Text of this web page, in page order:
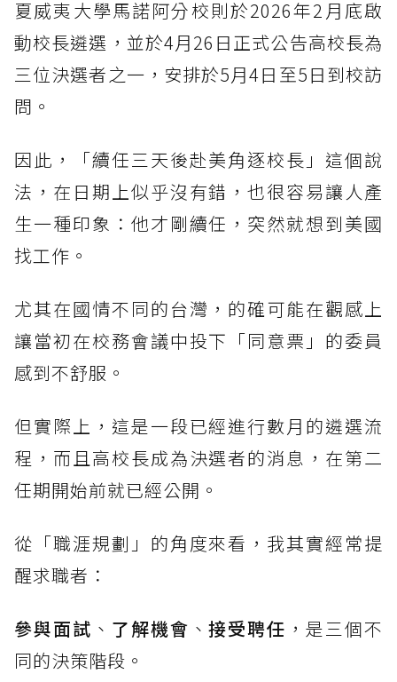
夏威夷大學馬諾阿分校則於2026年2月底啟
動校長遴選，並於4月26日正式公告高校長為
三位決選者之一，安排於5月4日至5日到校訪
問。
因此，「續任三天後赴美角逐校長」這個說
法，在日期上似乎沒有錯，也很容易讓人產
生一種印象：他才剛續任，突然就想到美國
找工作。
尤其在國情不同的台灣，的確可能在觀感上
讓當初在校務會議中投下「同意票」的委員
感到不舒服。
但實際上，這是一段已經進行數月的遴選流
程，而且高校長成為決選者的消息，在第二
任期開始前就已經公開。
從「職涯規劃」的角度來看，我其實經常提
醒求職者：
參與面試 、 了解機會 、接受聘任 ，是三個不
同的決策階段。